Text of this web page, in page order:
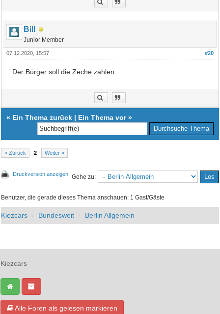
Bill
Junior Member
#20
07.12.2020, 15:57
Der Bürger soll die Zeche zahlen.
« Ein Thema zurück | Ein Thema vor»
« Zurück 2 Weiter »
Druckversion anzeigen Gehe zu:
Benutzer, die gerade dieses Thema anschauen: 1 Gast/Gäste
Kiezcars Bundesweit Berlin Allgemein
Kiezcars
Alle Foren als gelesen markieren